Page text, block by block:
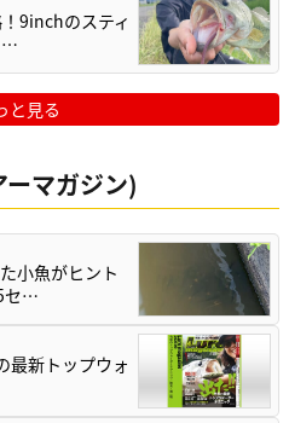
9inchのスティ
…
と見る
マガジン)
小魚がヒント
セ…
最新トップウォ